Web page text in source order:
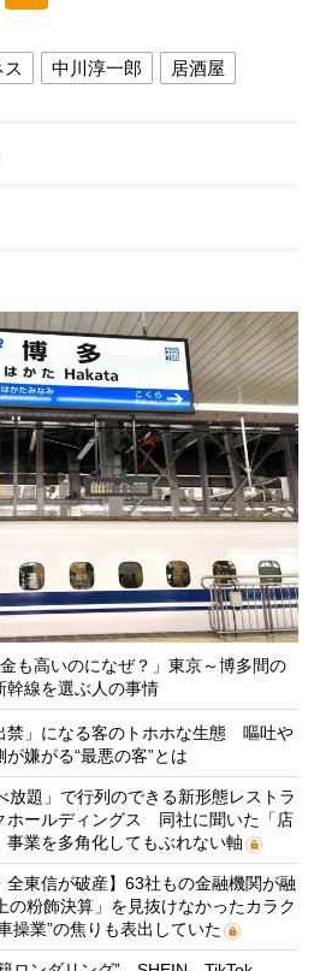
ス 中川淳一郎 居酒屋
も高いのになぜ？」東京～博多間の
幹線を選ぶ人の事情
禁」になる客のトホホな生態 嘔吐や
嫌がる“最悪の客”とは
放題」で行列のできる新形態レストラ
ホールディングス 同社に聞いた「店
業を多角化してもぶれない軸
全東信が破産】63社もの金融機関が融
の粉飾決算」を見抜けなかったカラク
操業”の焦りも表出していた